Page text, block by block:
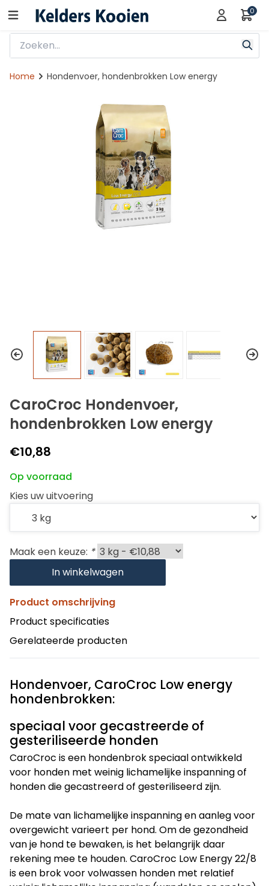
0
Home Hondenvoer, hondenbrokken Low energy
CaroCroc Hondenvoer,
hondenbrokken Low energy
€10,88
Op voorraad
Kies uw uitvoering
Maak een keuze: *
In winkelwagen
Product omschrijving
Product specificaties
Gerelateerde producten
Hondenvoer, CaroCroc Low energy
hondenbrokken:
speciaal voor gecastreerde of
gesteriliseerde honden
CaroCroc is een hondenbrok speciaal ontwikkeld
voor honden met weinig lichamelijke inspanning of
honden die gecastreerd of gesteriliseerd zijn.
De mate van lichamelijke inspanning en aanleg voor
overgewicht varieert per hond. Om de gezondheid
van je hond te bewaken, is het belangrijk daar
rekening mee te houden. CaroCroc Low Energy 22/8
is een brok voor volwassen honden met relatief